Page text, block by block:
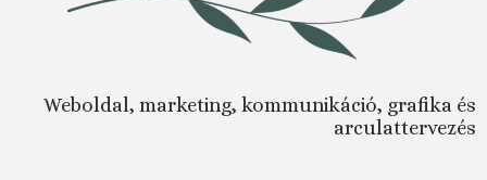
Weboldal, marketing, kommunikáció, grafika és
arculattervezés